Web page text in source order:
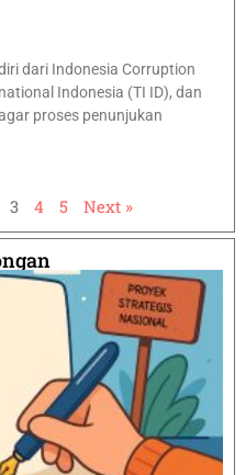
dari Indonesia Corruption
Indonesia (TI ID), dan
proses penunjukan
3 4 5 Next »